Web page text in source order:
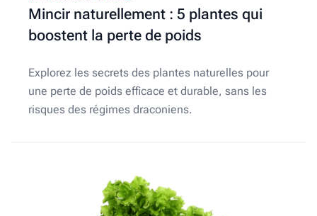
Mincir naturellement : 5 plantes qui
boostent la perte de poids
Explorez les secrets des plantes naturelles pour
une perte de poids efficace et durable, sans les
risques des régimes draconiens.